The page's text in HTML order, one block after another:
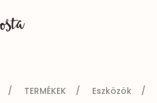
TERMÉKEK Eszközök